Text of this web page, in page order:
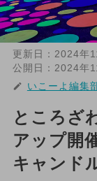
更新日： 2024年
公開日： 2024年
いこーよ編集
ところざ
アップ開
キャンド